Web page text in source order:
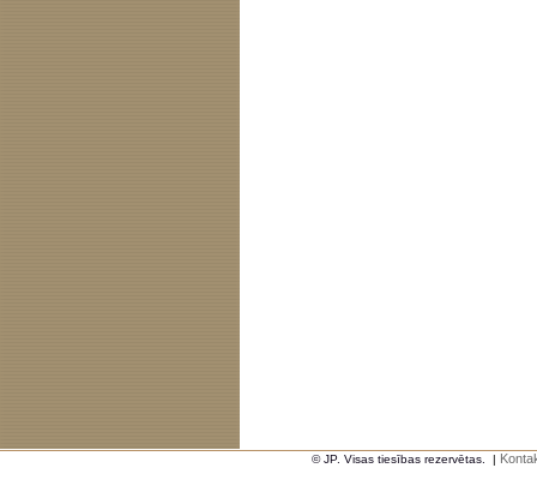
© JP. Visas tiesības rezervētas. |